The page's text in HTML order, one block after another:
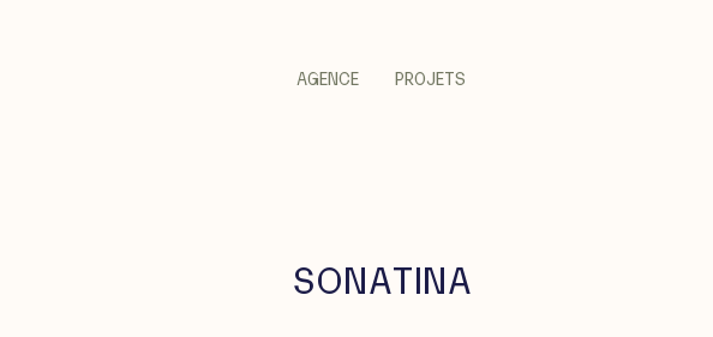
AGENCE PROJETS
SONATINA